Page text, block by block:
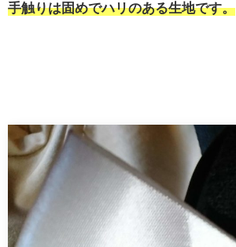
手触りは固めでハリのある生地です。